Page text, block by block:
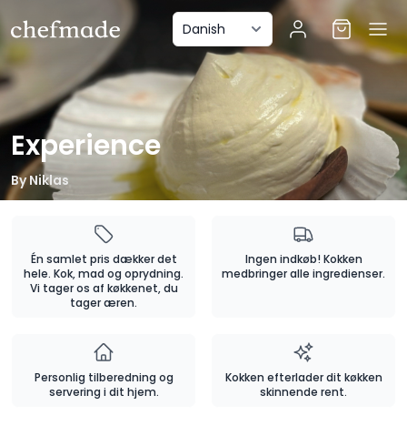
Experience
ByNiklas
Én samlet pris dækker det
hele. Kok, mad og oprydning.
Vi tager os af køkkenet, du
tager æren.
Ingen indkøb! Kokken
medbringer alle ingredienser.
Personlig tilberedning og
servering i dit hjem.
Kokken efterlader dit køkken
skinnende rent.